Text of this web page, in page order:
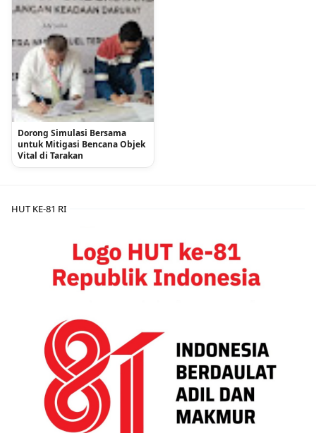
Dorong Simulasi Bersama
untuk Mitigasi Bencana Objek
Vital di Tarakan
HUT KE-81 RI